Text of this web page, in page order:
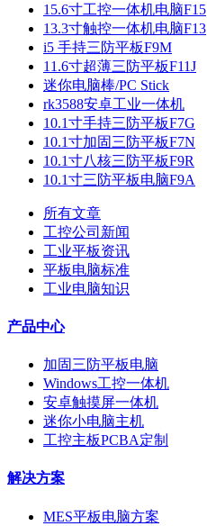
15.6寸工控一体机电脑F15
13.3寸触控一体机电脑F13
i5 手持三防平板F9M
11.6寸超薄三防平板F11J
迷你电脑棒/PC Stick
rk3588安卓工业一体机
10.1寸手持三防平板F7G
10.1寸加固三防平板F7N
10.1寸八核三防平板F9R
10.1寸三防平板电脑F9A
所有文章
工控公司新闻
工业平板资讯
平板电脑标准
工业电脑知识
产品中心
加固三防平板电脑
Windows工控一体机
安卓触摸屏一体机
迷你小电脑主机
工控主板PCBA定制
解决方案
MES平板电脑方案